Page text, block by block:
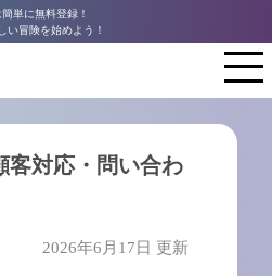
簡単に無料登録！
い冒険を始めよう！
客対応・問い合わ
2026年6月17日 更新